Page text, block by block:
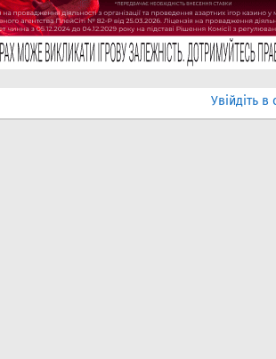
Увійдіть в